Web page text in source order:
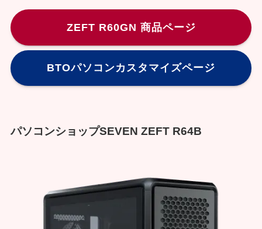
ZEFT R60GN 商品ページ
BTOパソコンカスタマイズページ
パソコンショップSEVEN ZEFT R64B